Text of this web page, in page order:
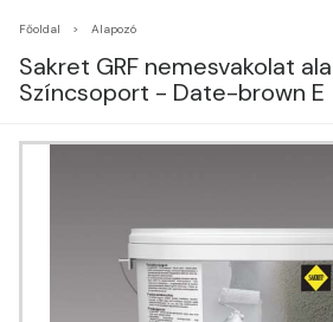
Főoldal Alapozó
Sakret GRF nemesvakolat
Színcsoport - Date-brown E